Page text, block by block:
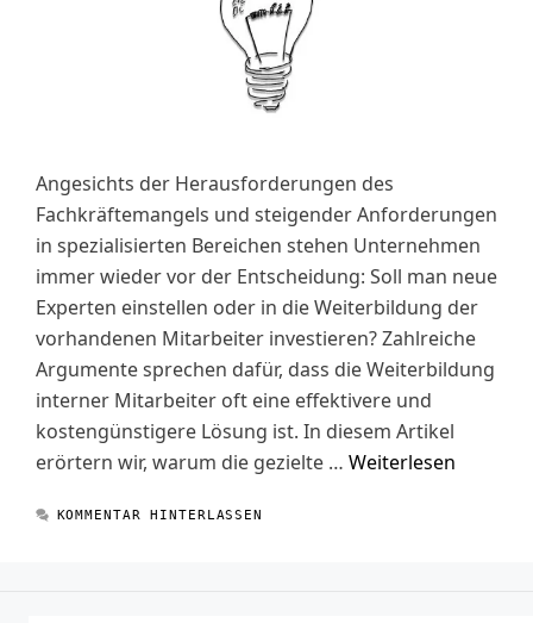
Angesichts der Herausforderungen des
Fachkräftemangels und steigender Anforderungen
in spezialisierten Bereichen stehen Unternehmen
immer wieder vor der Entscheidung: Soll man neue
Experten einstellen oder in die Weiterbildung der
vorhandenen Mitarbeiter investieren? Zahlreiche
Argumente sprechen dafür, dass die Weiterbildung
interner Mitarbeiter oft eine effektivere und
kostengünstigere Lösung ist. In diesem Artikel
erörtern wir, warum die gezielte … Weiterlesen
KOMMENTAR HINTERLASSEN